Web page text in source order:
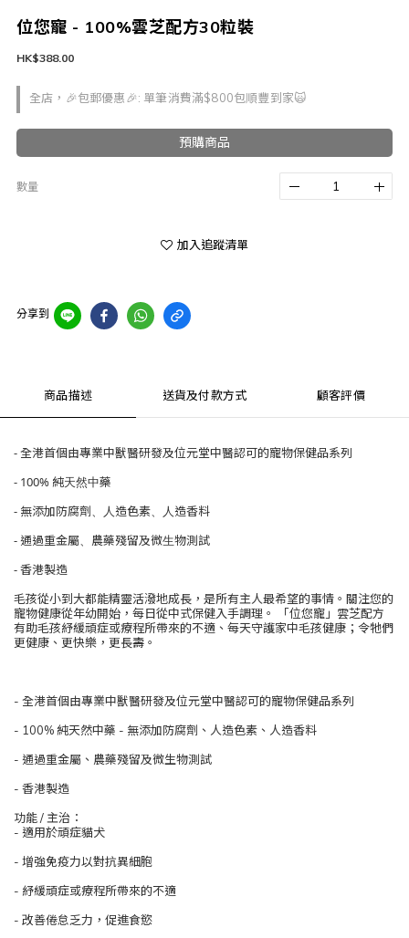
位您寵 - 100%雲芝配方30粒裝
全店，🎉包郵優惠🎉: 單筆消費滿$800包順豐到家🙀
HK$388.00
預購商品
數量
加入追蹤清單
分享到
商品描述 送貨及付款方式 顧客評價
- 全港首個由專業中獸醫研發及位元堂中醫認可的寵物保健品系列
- 100% 純天然中藥
- 無添加防腐劑、人造色素、人造香料
- 通過重金屬、農藥殘留及微生物測試
- 香港製造
毛孩從小到大都能精靈活潑地成長，是所有主人最希望的事情。關注您的
寵物健康從年幼開始，每日從中式保健入手調理。 「位您寵」雲芝配方
有助毛孩紓緩頑症或療程所帶來的不適、每天守護家中毛孩健康；令牠們
更健康、更快樂，更長壽。
- 全港首個由專業中獸醫研發及位元堂中醫認可的寵物保健品系列
- 100% 純天然中藥 - 無添加防腐劑、人造色素、人造香料
- 通過重金屬、農藥殘留及微生物測試
- 香港製造
功能 / 主治：
- 適用於頑症貓犬
- 增強免疫力以對抗異細胞
- 紓緩頑症或療程所帶來的不適
- 改善倦怠乏力，促進食慾